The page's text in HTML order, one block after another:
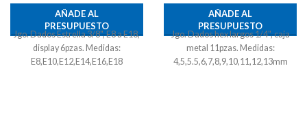
AÑADE AL
PRESUPUESTO
Jgo. Dados Estrella 3/8", E8 a E18,
display 6pzas. Medidas:
E8,E10,E12,E14,E16,E18
AÑADE AL
PRESUPUESTO
Jgo. Dados hex largos 1/4", caja
metal 11pzas. Medidas:
4,5,5.5,6,7,8,9,10,11,12,13mm